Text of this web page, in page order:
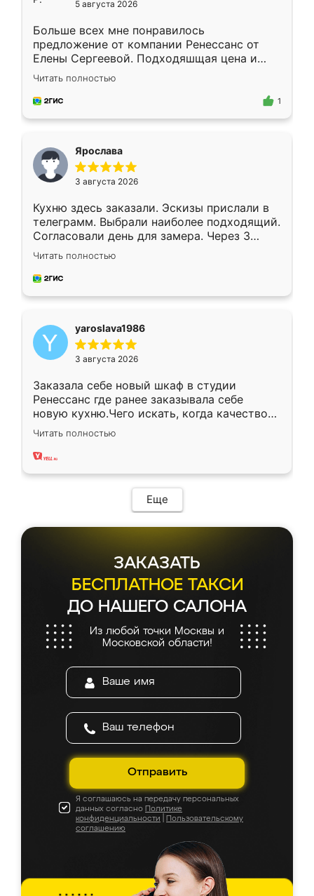
5 августа 2026
Больше всех мне понравилось
предложение от компании Ренессанс от
Елены Сергеевой. Подходяшщая цена и
короткие сроки изготовления. Приехавший
для замера сотрудник Владислав
предложил по моему эскизу самый
Читать полностью
1
Ярослава
3 августа 2026
Кухню здесь заказали. Эскизы прислали в
телеграмм. Выбрали наиболее подходящий.
Согласовали день для замера. Через 3
недели кухня была уже готова. Остались
довольны работой. Спасибо Ренессанс
мебель за качественную работу!
Читать полностью
yaroslava1986
3 августа 2026
Заказала себе новый шкаф в студии
Ренессанс где ранее заказывала себе
новую кухню.Чего искать, когда качеством
вполне довольна. Служит кухня уже почти
два года, нареканий нет.
Читать полностью
Еще
ЗАКАЗАТЬ
БЕСПЛАТНОЕ ТАКСИ
ДО НАШЕГО САЛОНА
Из любой точки Москвы и
Московской области!
Отправить
Я соглашаюсь на передачу персональных
данных согласно Политике
конфиденциальности
Пользовательскому
соглашению